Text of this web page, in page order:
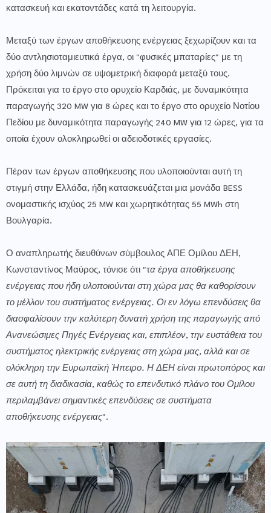
κατασκευή και εκατοντάδες κατά τη λειτουργία.
Μεταξύ των έργων αποθήκευσης ενέργειας ξεχωρίζουν και τα
δύο αντλησιοταμιευτικά έργα, οι "φυσικές μπαταρίες" με τη
χρήση δύο λιμνών σε υψομετρική διαφορά μεταξύ τους.
Πρόκειται για το έργο στο ορυχείο Καρδιάς, με δυναμικότητα
παραγωγής 320 MW για 8 ώρες και το έργο στο ορυχείο Νοτίου
Πεδίου με δυναμικότητα παραγωγής 240 MW για 12 ώρες, για τα
οποία έχουν ολοκληρωθεί οι αδειοδοτικές εργασίες.
Πέραν των έργων αποθήκευσης που υλοποιούνται αυτή τη
στιγμή στην Ελλάδα, ήδη κατασκευάζεται μια μονάδα BESS
ονομαστικής ισχύος 25 MW και χωρητικότητας 55 MWh στη
Βουλγαρία.
Ο αναπληρωτής διευθύνων σύμβουλος ΑΠΕ Ομίλου ΔΕΗ,
Κωνσταντίνος Μαύρος, τόνισε ότι "τα έργα αποθήκευσης
ενέργειας που ήδη υλοποιούνται στη χώρα μας θα καθορίσουν
το μέλλον του συστήματος ενέργειας. Οι εν λόγω επενδύσεις θα
διασφαλίσουν την καλύτερη δυνατή χρήση της παραγωγής από
Ανανεώσιμες Πηγές Ενέργειας και, επιπλέον, την ευστάθεια του
συστήματος ηλεκτρικής ενέργειας στη χώρα μας, αλλά και σε
ολόκληρη την Ευρωπαϊκή Ήπειρο. Η ΔΕΗ είναι πρωτοπόρος και
σε αυτή τη διαδικασία, καθώς το επενδυτικό πλάνο του Ομίλου
περιλαμβάνει σημαντικές επενδύσεις σε συστήματα
αποθήκευσης ενέργειας".